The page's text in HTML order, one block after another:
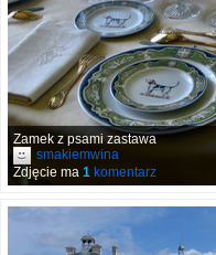
Zamek z psami zastawa
smakiemwina
Zdjęcie ma 1 komentarz